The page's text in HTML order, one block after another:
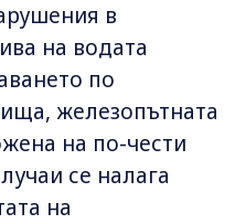
в
на водата
по
железопътната
на по-чести
се налага
на